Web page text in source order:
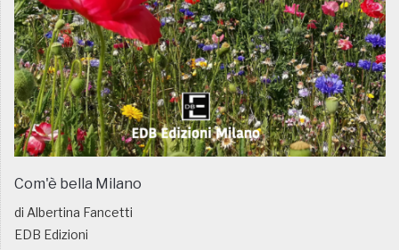
Com'è bella Milano
di Albertina Fancetti
EDB Edizioni